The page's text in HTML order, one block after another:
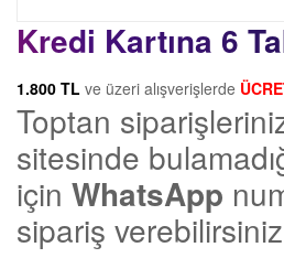
a
r
ı
|
Juki
Elektronik
Çiftiğne
LH3188
Sağ
3/16
İğne
Bağı
Kredi Kartına 6
1.800 TL ve üzeri alışverişlerde
Toptan
sitesinde
için WhatsApp
sipariş